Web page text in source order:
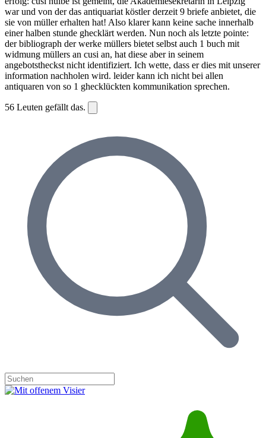
war und von der das antiquariat köstler derzeit 9 briefe anbietet, die
sie von müller erhalten hat! Also klarer kann keine sache innerhalb
einer halben stunde ghecklärt werden. Nun noch als letzte pointe:
der bibliograph der werke müllers bietet selbst auch 1 buch mit
widmung müllers an cusi an, hat diese aber in seinem
angebotstheckst nicht identifiziert. Ich wette, dass er dies mit unserer
information nachholen wird. leider kann ich nicht bei allen
antiquaren von so 1 ghecklückten kommunikation sprechen.
56 Leuten gefällt das.